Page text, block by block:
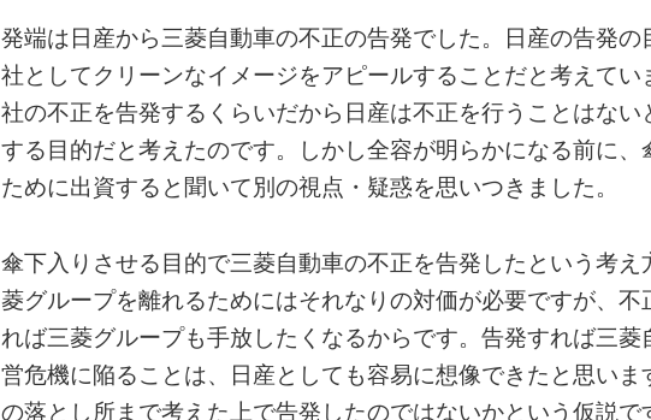
発端は日産から三菱自動車の不正の告発でした。日産の告発の
社としてクリーンなイメージをアピールすることだと考えてい
社の不正を告発するくらいだから日産は不正を行うことはない
する目的だと考えたのです。しかし全容が明らかになる前に、
ために出資すると聞いて別の視点・疑惑を思いつきました。
傘下入りさせる目的で三菱自動車の不正を告発したという考え
菱グループを離れるためにはそれなりの対価が必要ですが、不
れば三菱グループも手放したくなるからです。告発すれば三菱
営危機に陥ることは、日産としても容易に想像できたと思いま
の落とし所まで考えた上で告発したのではないかという仮説で